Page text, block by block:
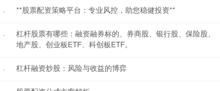
· **股票配资策略平台：专业风控，助您稳健投资**
·
杠杆股票有哪些：融资融券标的、券商股、银行股、保险股、
地产股、创业板ETF、科创板ETF。
· 杠杆融资炒股：风险与收益的博弈